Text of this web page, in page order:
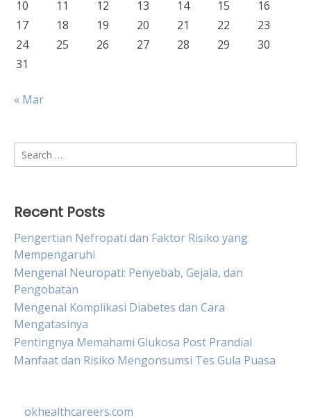
10 11 12 13 14 15
16
17
18 19 20 21 22
23
24
25 26 27 28 29
30
31
« Mar
Search
for:
Recent Posts
Pengertian Nefropati dan Faktor Risiko yang
Mempengaruhi
Mengenal Neuropati: Penyebab, Gejala, dan
Pengobatan
Mengenal Komplikasi Diabetes dan Cara
Mengatasinya
Pentingnya Memahami Glukosa Post Prandial
Manfaat dan Risiko Mengonsumsi Tes Gula Puasa
okhealthcareers.com